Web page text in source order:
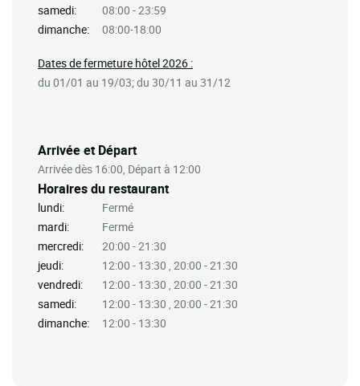
samedi:
08:00 - 23:59
dimanche:
08:00-18:00
Arrivée et Départ
Arrivée dès 16:00, Départ à 12:00
Horaires du restaurant
lundi:
Fermé
mardi:
Fermé
mercredi:
20:00 - 21:30
jeudi:
12:00 - 13:30 , 20:00 - 21:30
vendredi:
12:00 - 13:30 , 20:00 - 21:30
samedi:
12:00 - 13:30 , 20:00 - 21:30
dimanche:
12:00 - 13:30
Dates de fermeture hôtel 2026 :
du 01/01 au 19/03; du 30/11 au 31/12